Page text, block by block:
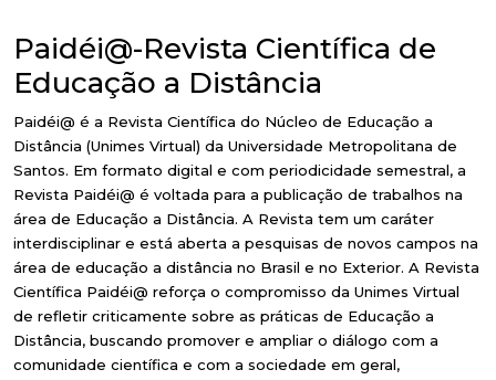
Paidéi@-Revista Científica de
Educação a Distância
Paidéi@ é a Revista Científica do Núcleo de Educação a
Distância (Unimes Virtual) da Universidade Metropolitana de
Santos. Em formato digital e com periodicidade semestral, a
Revista Paidéi@ é voltada para a publicação de trabalhos na
área de Educação a Distância. A Revista tem um caráter
interdisciplinar e está aberta a pesquisas de novos campos na
área de educação a distância no Brasil e no Exterior. A Revista
Científica Paidéi@ reforça o compromisso da Unimes Virtual
de refletir criticamente sobre as práticas de Educação a
Distância, buscando promover e ampliar o diálogo com a
comunidade científica e com a sociedade em geral,